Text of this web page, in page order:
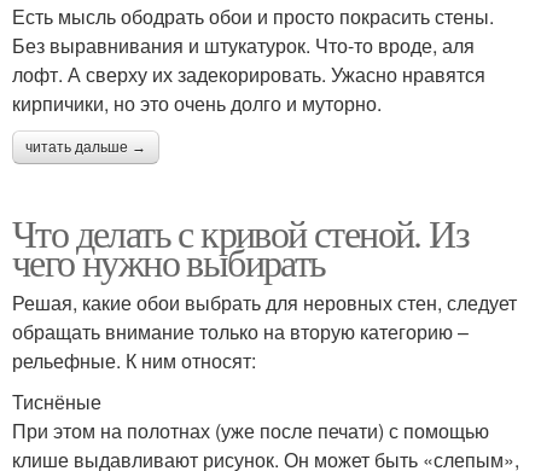
Есть мысль ободрать обои и просто покрасить стены.
Без выравнивания и штукатурок. Что-то вроде, аля
лофт. А сверху их задекорировать. Ужасно нравятся
кирпичики, но это очень долго и муторно.
читать дальше →
Что делать с кривой стеной. Из
чего нужно выбирать
Решая, какие обои выбрать для неровных стен, следует
обращать внимание только на вторую категорию –
рельефные. К ним относят:
Тиснёные
При этом на полотнах (уже после печати) с помощью
клише выдавливают рисунок. Он может быть «слепым»,